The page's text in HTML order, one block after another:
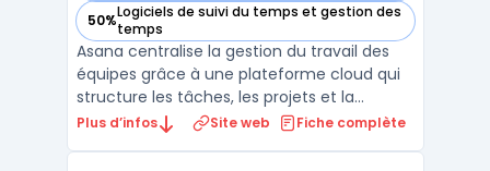
50%Logiciels de suivi du temps et gestion des
temps
— voir Asana dans cette catégorie
Asana centralise la gestion du travail des
équipes grâce à une plateforme cloud qui
structure les tâches, les projets et la
collaboration au sein de l’entreprise. Les
Plus d’infos Site web Fiche complète